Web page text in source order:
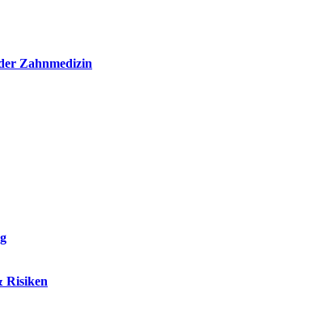
Zahnmedizin
Risiken